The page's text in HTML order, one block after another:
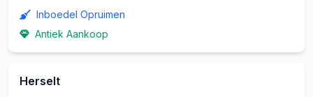
Inboedel Opruimen
Antiek Aankoop
Herselt